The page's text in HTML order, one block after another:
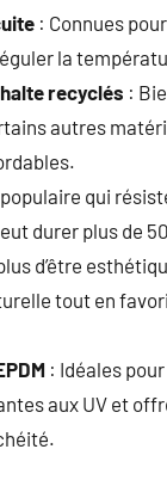
: Connues
la
recyclés :
autres
qui
durer plus de
d’être
tout en
: Idéales
aux UV et